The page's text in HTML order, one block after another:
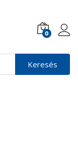
0
Keresés